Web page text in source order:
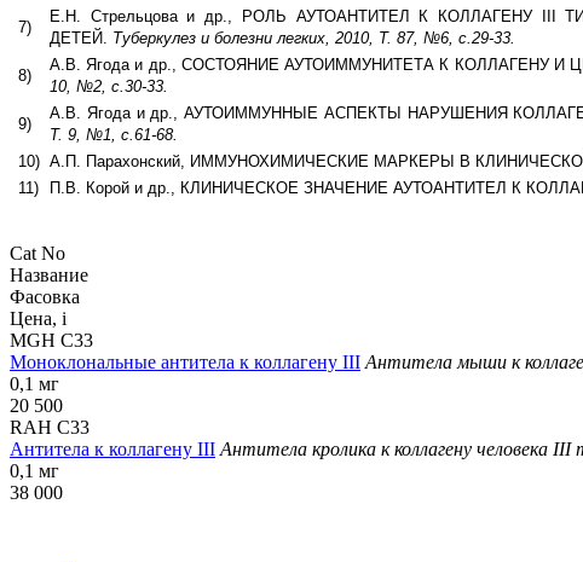
7)
Е.Н. Стрельцова и др., РОЛЬ АУТОАНТИТЕЛ К КОЛЛАГЕНУ
ДЕТЕЙ. Туберкулез и болезни легких, 2010, Т. 87, №6, с.29-33.
8)
А.В. Ягода и др., СОСТОЯНИЕ АУТОИММУНИТЕТА К КОЛЛАГЕНУ
10, №2, с.30-33.
9)
А.В. Ягода и др., АУТОИММУННЫЕ АСПЕКТЫ НАРУШЕНИЯ
Т. 9, №1, с.61-68.
10) А.П. Парахонский, ИММУНОХИМИЧЕСКИЕ МАРКЕРЫ В
11)
П.В. Корой и др., КЛИНИЧЕСКОЕ ЗНАЧЕНИЕ АУТОАНТИТЕЛ К
Cat No
Название
Фасовка
Цена, i
MGH C33
Моноклональные антитела к коллагену III Антитела мыши к
0,1 мг
20 500
RAH C33
Антитела к коллагену III Антитела кролика к коллагену человека
0,1 мг
38 000
*цена